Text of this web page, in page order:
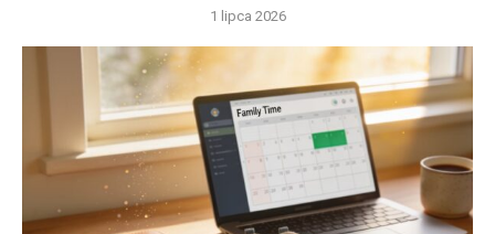
1 lipca 2026